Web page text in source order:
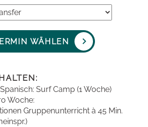
WÄHLEN
Surf Camp (1 Woche)
Woche:
Gruppenunterricht à 45 Min.